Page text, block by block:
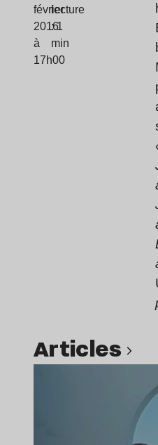
février
2016
à
17h00
lecture
: 1
min
Articles